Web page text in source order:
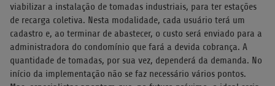
viabilizar a instalação de tomadas industriais, para ter estações
de recarga coletiva. Nesta modalidade, cada usuário terá um
cadastro e, ao terminar de abastecer, o custo será enviado para a
administradora do condomínio que fará a devida cobrança. A
quantidade de tomadas, por sua vez, dependerá da demanda. No
início da implementação não se faz necessário vários pontos.